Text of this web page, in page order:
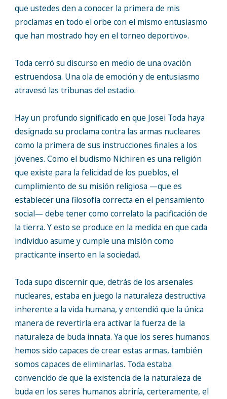
que ustedes den a conocer la primera de mis
proclamas en todo el orbe con el mismo entusiasmo
que han mostrado hoy en el torneo deportivo».
Toda cerró su discurso en medio de una ovación
estruendosa. Una ola de emoción y de entusiasmo
atravesó las tribunas del estadio.
Hay un profundo significado en que Josei Toda haya
designado su proclama contra las armas nucleares
como la primera de sus instrucciones finales a los
jóvenes. Como el budismo Nichiren es una religión
que existe para la felicidad de los pueblos, el
cumplimiento de su misión religiosa —que es
establecer una filosofía correcta en el pensamiento
social— debe tener como correlato la pacificación de
la tierra. Y esto se produce en la medida en que cada
individuo asume y cumple una misión como
practicante inserto en la sociedad.
Toda supo discernir que, detrás de los arsenales
nucleares, estaba en juego la naturaleza destructiva
inherente a la vida humana, y entendió que la única
manera de revertirla era activar la fuerza de la
naturaleza de buda innata. Ya que los seres humanos
hemos sido capaces de crear estas armas, también
somos capaces de eliminarlas. Toda estaba
convencido de que la existencia de la naturaleza de
buda en los seres humanos abriría, certeramente, el